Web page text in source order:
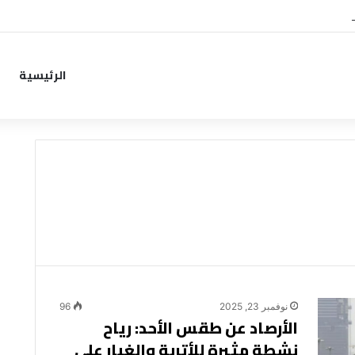
الرئيسية
نوفمبر 23, 2025 96
الأرصاد عن طقس الأحد: رياح